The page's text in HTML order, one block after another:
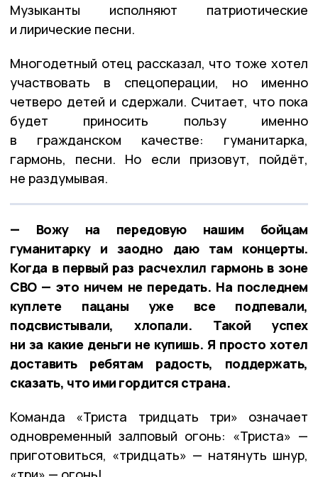
Музыканты исполняют патриотические
и лирические песни.
Многодетный отец рассказал, что тоже хотел
участвовать в спецоперации, но именно
четверо детей и сдержали. Считает, что пока
будет приносить пользу именно
в гражданском качестве: гуманитарка,
гармонь, песни. Но если призовут, пойдёт,
не раздумывая.
— Вожу на передовую нашим бойцам
гуманитарку и заодно даю там концерты.
Когда в первый раз расчехлил гармонь в зоне
СВО — это ничем не передать. На последнем
куплете пацаны уже все подпевали,
подсвистывали, хлопали. Такой успех
ни за какие деньги не купишь. Я просто хотел
доставить ребятам радость, поддержать,
сказать, что ими гордится страна.
Команда «Триста тридцать три» означает
одновременный залповый огонь: «Триста» —
приготовиться, «тридцать» — натянуть шнур,